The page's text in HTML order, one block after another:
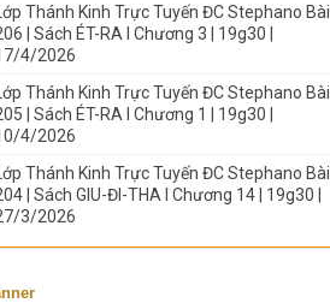
Thánh Kinh Trực Tuyến ĐC Stephano Bài
| Sách ÉT-RA I Chương 3 | 19g30 |
4/2026
Thánh Kinh Trực Tuyến ĐC Stephano Bài
| Sách ÉT-RA I Chương 1 | 19g30 |
4/2026
Thánh Kinh Trực Tuyến ĐC Stephano Bài
| Sách GIU-ĐI-THA I Chương 14 | 19g30 |
3/2026